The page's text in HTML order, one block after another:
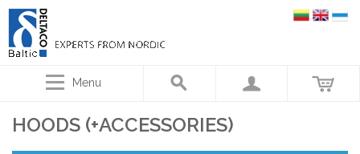
Menu
HOODS (+ACCESSORIES)